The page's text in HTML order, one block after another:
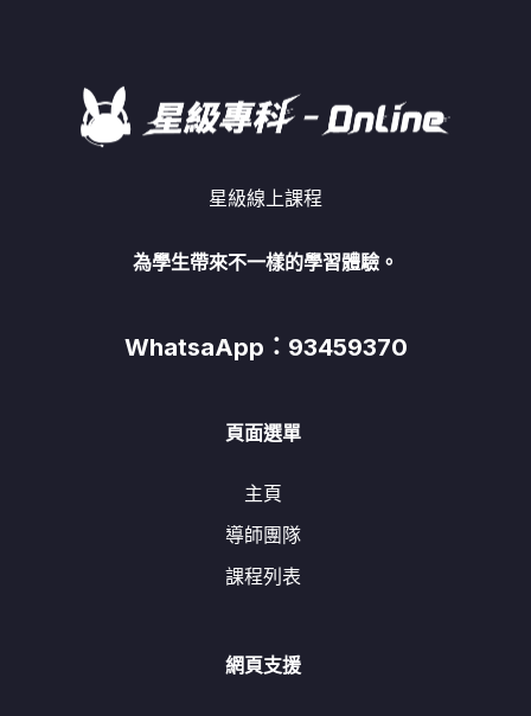
星級線上課程
為學生帶來不一樣的學習體驗。
WhatsaApp：93459370
頁面選單
主頁
導師團隊
課程列表
網頁支援